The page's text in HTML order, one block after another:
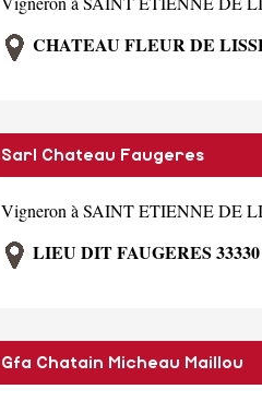
CHATEAU FLEUR DE
Sarl Chateau Faugeres
Vigneron à SAINT ETIENNE DE
LIEU DIT FAUGERES
Gfa Chatain Micheau Maillou